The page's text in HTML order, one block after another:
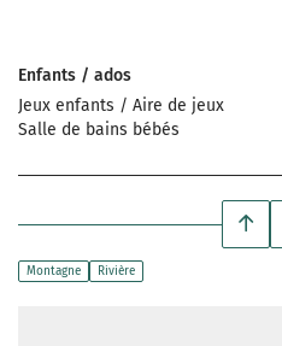
Enfants / ados
Jeux enfants / Aire de jeux
Salle de bains bébés
Montagne Rivière